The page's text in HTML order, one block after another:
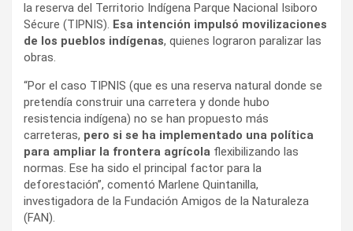
la reserva del Territorio Indígena Parque Nacional Isiboro
Sécure (TIPNIS). Esa intención impulsó movilizaciones
de los pueblos indígenas, quienes lograron paralizar las
obras.
“Por el caso TIPNIS (que es una reserva natural donde se
pretendía construir una carretera y donde hubo
resistencia indígena) no se han propuesto más
carreteras, pero si se ha implementado una política
para ampliar la frontera agrícola flexibilizando las
normas. Ese ha sido el principal factor para la
deforestación”, comentó Marlene Quintanilla,
investigadora de la Fundación Amigos de la Naturaleza
(FAN).